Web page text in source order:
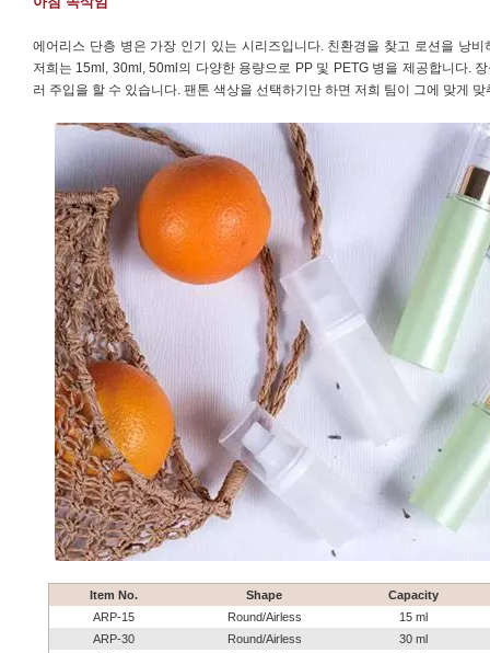
에어리스 단층 병은 가장 인기 있는 시리즈입니다. 친환경을 찾고 로션을 낭
저희는 15ml, 30ml, 50ml의 다양한 용량으로 PP 및 PETG 병을 제공합니다.
러 주입을 할 수 있습니다. 팬톤 색상을 선택하기만 하면 저희 팀이 그에 맞게 맞
Item No. Shape
Capacity
ARP-15
Round/Airless
15 ml
ARP-30
Round/Airless
30 ml